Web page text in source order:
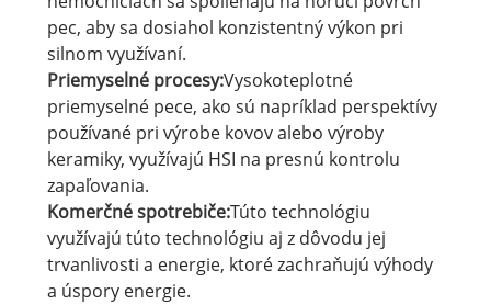
pec, aby sa dosiahol konzistentný výkon pri
silnom využívaní.
Priemyselné procesy:Vysokoteplotné
priemyselné pece, ako sú napríklad perspektívy
používané pri výrobe kovov alebo výroby
keramiky, využívajú HSI na presnú kontrolu
zapaľovania.
Komerčné spotrebiče:Túto technológiu
využívajú túto technológiu aj z dôvodu jej
trvanlivosti a energie, ktoré zachraňujú výhody
a úspory energie.